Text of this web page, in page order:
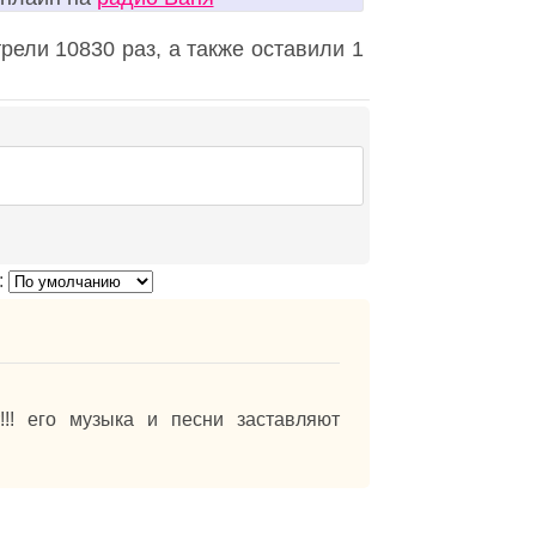
10830 раз, а также оставили 1
его музыка и песни заставляют